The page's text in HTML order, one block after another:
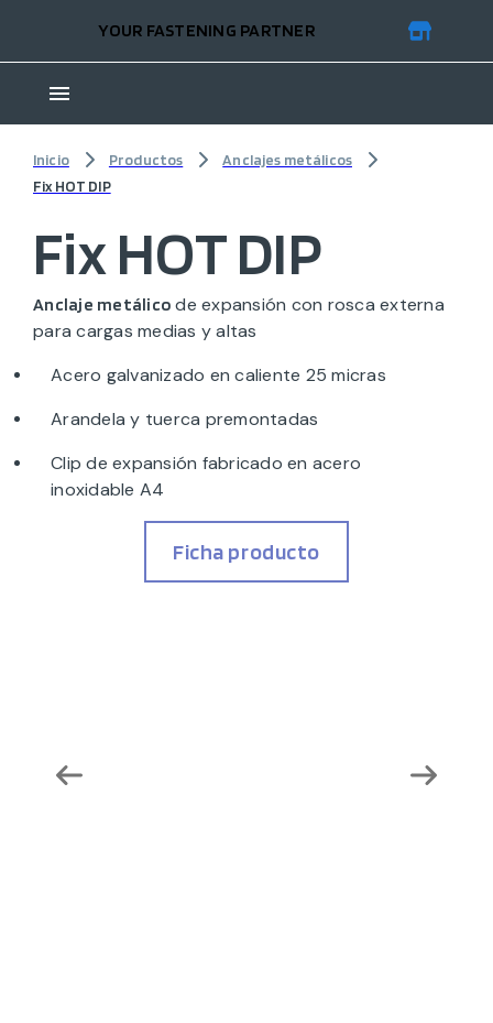
YOUR FASTENING PARTNER
Inicio Productos
Anclajes metálicos
Fix HOT DIP
Fix HOT DIP
Anclaje metálico de expansión con rosca externa
para cargas medias y altas
Acero galvanizado en caliente 25 micras
Arandela y tuerca premontadas
Clip de expansión fabricado en acero
inoxidable A4
Ficha producto